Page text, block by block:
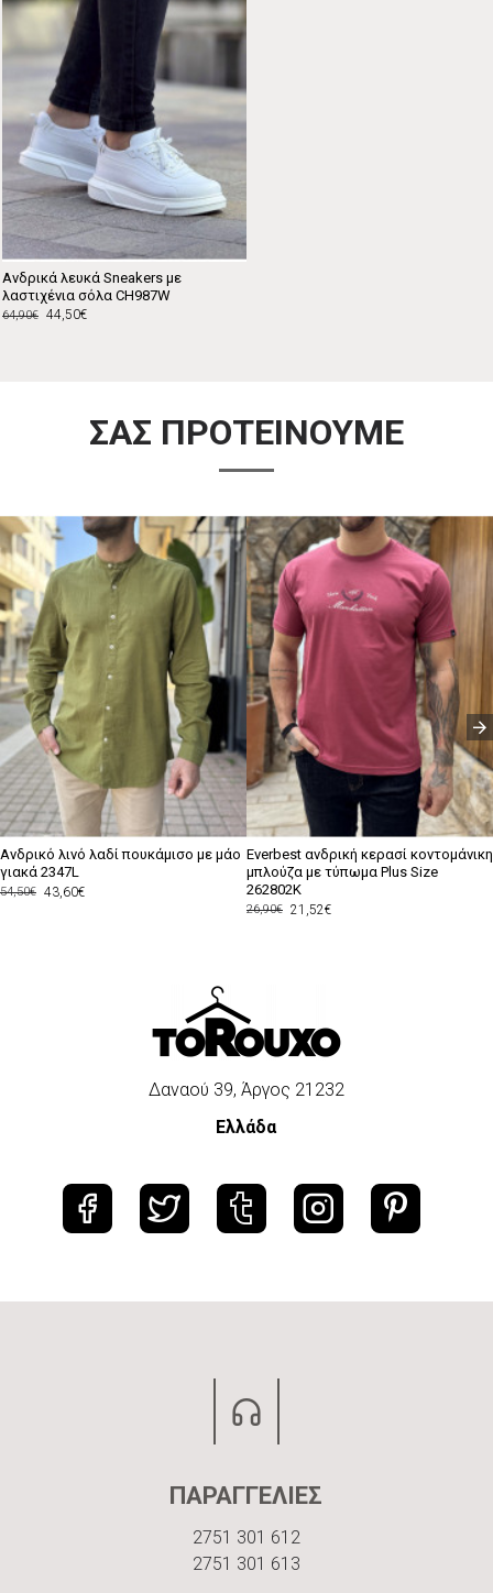
Ανδρικά λευκά Sneakers με
λαστιχένια σόλα CH987W
44,50€
64,90€
ΣΑΣ ΠΡΟΤΕΙΝΟΥΜΕ
Ανδρικό λινό λαδί πουκάμισο με μάο
γιακά 2347L
43,60€
54,50€
Everbest ανδρική κερασί κοντομάνικη
μπλούζα με τύπωμα Plus Size
262802K
21,52€
26,90€
Δαναού 39, Άργος 21232
Ελλάδα
ΠΑΡΑΓΓΕΛΙΕΣ
2751 301 612
2751 301 613